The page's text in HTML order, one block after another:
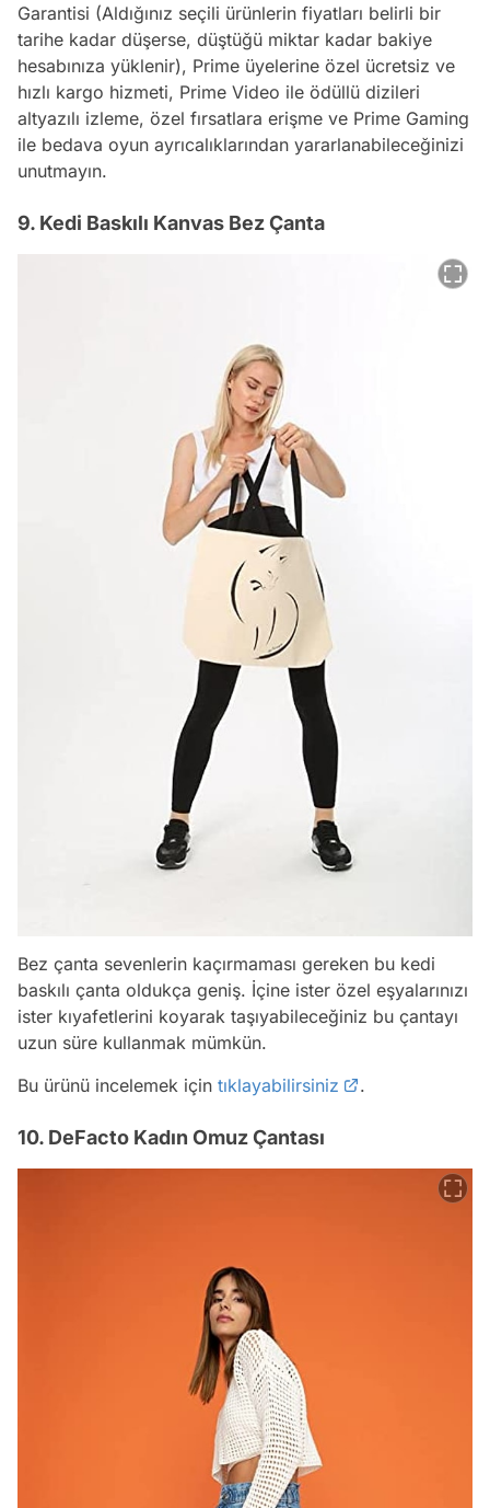
Garantisi (Aldığınız seçili ürünlerin fiyatları belirli bir
tarihe kadar düşerse, düştüğü miktar kadar bakiye
hesabınıza yüklenir), Prime üyelerine özel ücretsiz ve
hızlı kargo hizmeti, Prime Video ile ödüllü dizileri
altyazılı izleme, özel fırsatlara erişme ve Prime Gaming
ile bedava oyun ayrıcalıklarından yararlanabileceğinizi
unutmayın.
9. Kedi Baskılı Kanvas Bez Çanta
Bez çanta sevenlerin kaçırmaması gereken bu kedi
baskılı çanta oldukça geniş. İçine ister özel eşyalarınızı
ister kıyafetlerini koyarak taşıyabileceğiniz bu çantayı
uzun süre kullanmak mümkün.
Bu ürünü incelemek için tıklayabilirsiniz .
10. DeFacto Kadın Omuz Çantası